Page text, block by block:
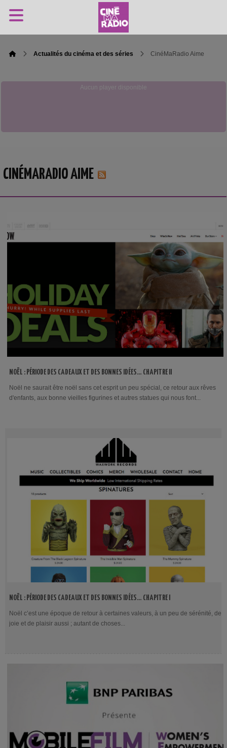
Actualités du cinéma et des séries CinéMaRadio Aime
Aucun player disponible
CINÉMARADIO AIME
NOËL : PÉRIODE DES CADEAUX ET DES BONNES IDÉES… CHAPITRE II
Noël ne saurait être noël sans cet esprit un peu spécial, ce retour aux rêves
d'enfants, aux bonne vieilles figurines et autres statues qui nous font...
NOËL : PÉRIODE DES CADEAUX ET DES BONNES IDÉES… CHAPITRE I
Noël c’est une époque de retour à certaines valeurs, à un peu de sérénité, de
joie et de plaisir aussi ; autant de choses...